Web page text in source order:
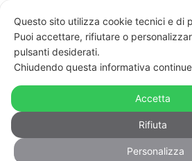
Gli psichiatri italiani
essere gay non è
Questo sito utilizza cookie tecnici e di
Puoi accettare, rifiutare o
pulsanti desiderati.
Chiudendo questa informativa
Accetta
Rifiuta
Personalizza